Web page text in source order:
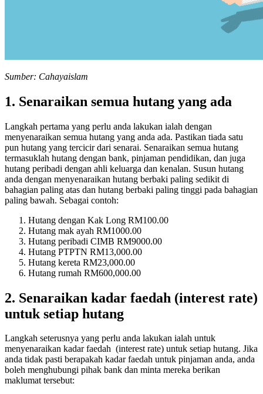
Sumber: Cahayaislam
1. Senaraikan semua hutang yang ada
Langkah pertama yang perlu anda lakukan ialah dengan
menyenaraikan semua hutang yang anda ada. Pastikan tiada satu
pun hutang yang tercicir dari senarai. Senaraikan semua hutang
termasuklah hutang dengan bank, pinjaman pendidikan, dan juga
hutang peribadi dengan ahli keluarga dan kenalan. Susun hutang
anda dengan menyenaraikan hutang berbaki paling sedikit di
bahagian paling atas dan hutang berbaki paling tinggi pada bahagian
paling bawah. Sebagai contoh:
Hutang dengan Kak Long RM100.00
Hutang mak ayah RM1000.00
Hutang peribadi CIMB RM9000.00
Hutang PTPTN RM13,000.00
Hutang kereta RM23,000.00
Hutang rumah RM600,000.00
2. Senaraikan kadar faedah (interest rate)
untuk setiap hutang
Langkah seterusnya yang perlu anda lakukan ialah untuk
menyenaraikan kadar faedah (interest rate) untuk setiap hutang. Jika
anda tidak pasti berapakah kadar faedah untuk pinjaman anda, anda
boleh menghubungi pihak bank dan minta mereka berikan
maklumat tersebut: